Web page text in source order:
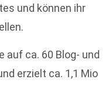
und können ihr
auf ca. 60 Blog- und
erzielt ca. 1,1 Mio